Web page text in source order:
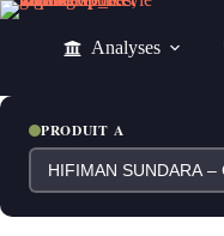
Passer
Analyses
PRODUIT A